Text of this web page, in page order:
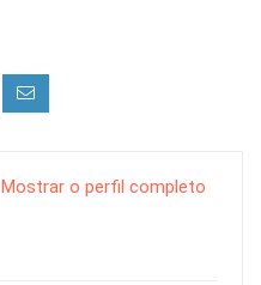
Mostrar o perfil completo